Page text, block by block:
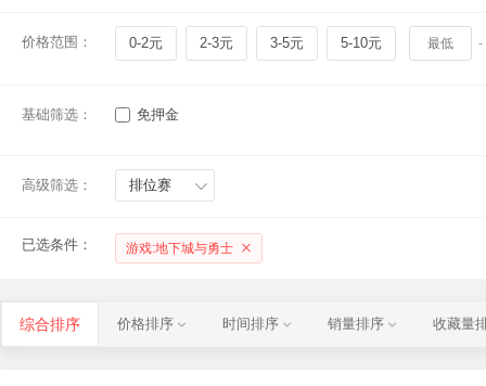
价格范围： 0-2元 2-3元 3-5元 5-10元 -
基础筛选： 免押金
高级筛选： 排位赛
已选条件： 游戏:地下城与勇士
综合排序 价格排序 时间排序 销量排序 收藏量